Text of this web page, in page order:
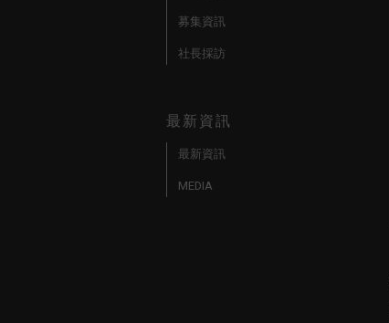
募集資訊
社長採訪
最新資訊
最新資訊
MEDIA